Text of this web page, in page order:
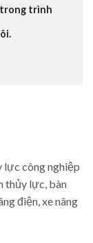
trong trình
lực công nghiệp
thủy lực, bàn
điện, xe nâng